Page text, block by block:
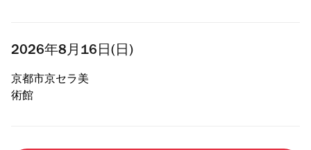
2026年8月16日(日)
京都市京セラ美
術館